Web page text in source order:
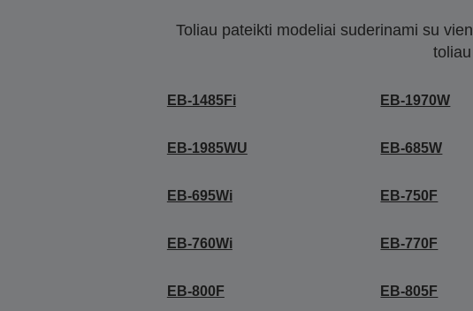
Toliau pateikti modeliai suderinami su
EB-1485Fi EB-1970W
EB-1985WU EB-685W
EB-695Wi EB-750F
EB-760Wi EB-770F
EB-800F EB-805F